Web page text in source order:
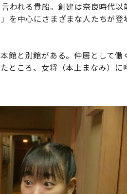
われる貴船。創建は奈良時代
を中心にさまざまな人たちが登
館と別館がある。仲居として働
ところ、女将（本上まなみ）に